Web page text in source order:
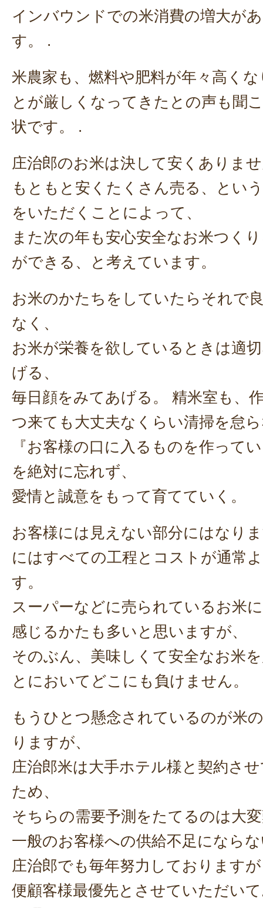
インバウンドでの米消費の増大が
す。 .
米農家も、燃料や肥料が年々高く
とが厳しくなってきたとの声も聞
状です。 .
庄治郎のお米は決して安くありま
もともと安くたくさん売る、とい
をいただくことによって、
また次の年も安心安全なお米つく
ができる、と考えています。
お米のかたちをしていたらそれで
なく、
お米が栄養を欲しているときは適
げる、
毎日顔をみてあげる。 精米室も、
つ来ても大丈夫なくらい清掃を怠
『お客様の口に入るものを作って
を絶対に忘れず、
愛情と誠意をもって育てていく。
お客様には見えない部分にはなり
にはすべての工程とコストが通常
す。
スーパーなどに売られているお米
感じるかたも多いと思いますが、
そのぶん、美味しくて安全なお米
とにおいてどこにも負けません。
もうひとつ懸念されているのが米
りますが、
庄治郎米は大手ホテル様と契約さ
ため、
そちらの需要予測をたてるのは大
一般のお客様への供給不足になら
庄治郎でも毎年努力しております
便顧客様最優先とさせていただい